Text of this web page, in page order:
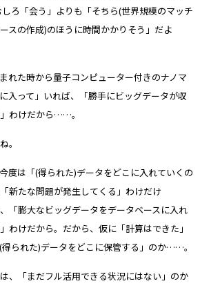
ろ「会う」よりも「そちら(世界規模のマッチ
スの作成)のほうに時間かかりそう」だよ
れた時から量子コンピューター付きのナノマ
入って」いれば、「勝手にビッグデータが収
わけだから……。
。
度は「(得られた)データをどこに入れていくの
新たな問題が発生してくる」わけだけ
「膨大なビッグデータをデータベースに入れ
わけだから。だから、仮に「計算はできた」
得られた)データをどこに保管する」のか……。
、「まだフル活用できる状況にはない」のか